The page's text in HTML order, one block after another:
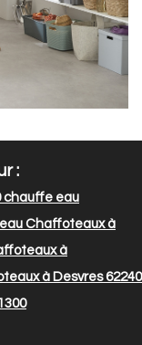
:
chauffe eau
Chaffoteaux à
à
à Desvres 62240